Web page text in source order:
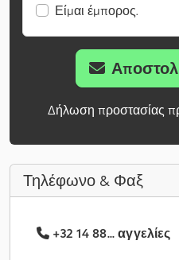
Είμαι έμπορος.
Δήλωση προστασίας
Τηλέφωνο & Φαξ
+32 14 88... αγγελίες